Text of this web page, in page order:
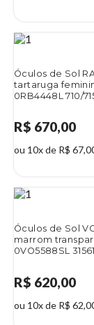
Óculos de Sol
tartaruga
0RB4448L 710/
R$ 670,00
ou 10x de R$
Óculos de Sol
marrom
0VO5588SL
R$ 620,00
ou 10x de R$